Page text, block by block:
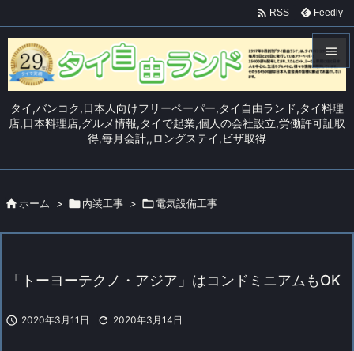
タイ,バンコク,日本人向けフリーペーパー,タイ自由ランド,タイ料理
店,日本料理店,グルメ情報,タイで起業,個人の会社設立,労働許可証取
得,毎月会計,,ロングステイ,ビザ取得

メニュ


 RSS Feedly
 ホーム > 内装工事 > 電気設備工事
「トーヨーテクノ・アジア」はコンドミニアムもOK
 2020年3月11日  2020年3月14日